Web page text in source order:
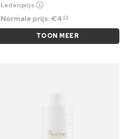
Ledenprijs
Normale prijs:€4 99
TOON MEER